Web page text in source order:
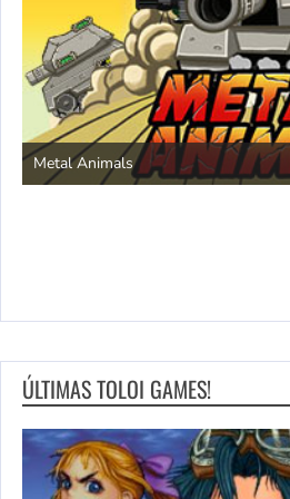
Metal Animals
ÚLTIMAS TOLOI GAMES!